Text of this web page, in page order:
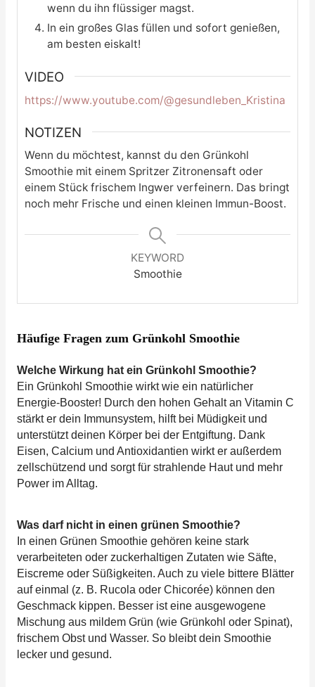
wenn du ihn flüssiger magst.
In ein großes Glas füllen und sofort genießen,
am besten eiskalt!
VIDEO
https://www.youtube.com/@gesundleben_Kristina
NOTIZEN
Wenn du möchtest, kannst du den Grünkohl
Smoothie mit einem Spritzer Zitronensaft oder
einem Stück frischem Ingwer verfeinern. Das bringt
noch mehr Frische und einen kleinen Immun-Boost.
KEYWORD
Smoothie
Häufige Fragen zum Grünkohl Smoothie
Welche Wirkung hat ein Grünkohl Smoothie?
Ein Grünkohl Smoothie wirkt wie ein natürlicher
Energie-Booster! Durch den hohen Gehalt an Vitamin C
stärkt er dein Immunsystem, hilft bei Müdigkeit und
unterstützt deinen Körper bei der Entgiftung. Dank
Eisen, Calcium und Antioxidantien wirkt er außerdem
zellschützend und sorgt für strahlende Haut und mehr
Power im Alltag.
Was darf nicht in einen grünen Smoothie?
In einen Grünen Smoothie gehören keine stark
verarbeiteten oder zuckerhaltigen Zutaten wie Säfte,
Eiscreme oder Süßigkeiten. Auch zu viele bittere Blätter
auf einmal (z. B. Rucola oder Chicorée) können den
Geschmack kippen. Besser ist eine ausgewogene
Mischung aus mildem Grün (wie Grünkohl oder Spinat),
frischem Obst und Wasser. So bleibt dein Smoothie
lecker und gesund.